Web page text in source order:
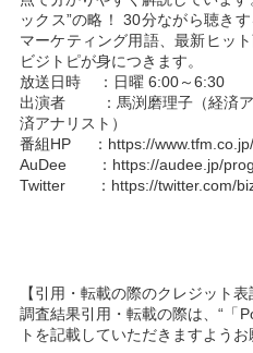
ックス”の略！ 30分ながら聴き
マーケティング用語、最新ヒッ
ビジトピが身につきます。
放送日時 ：日曜 6:00～6:30
出演者 ：馬渕磨理子（経済ア
済アナリスト）
番組HP ： https://
AuDee ： https://audee.jp/
Twitter ： https://twitter.com/
【引用・転載の際のクレジット表
調査結果引用・転載の際は、“「
トを記載していただきますようお